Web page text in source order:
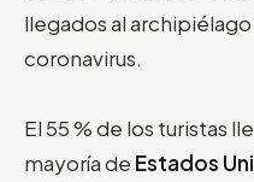
llegados al
coronavirus.
El 55 % de los turistas
mayoría de Estados